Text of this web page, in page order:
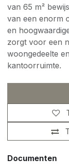
van 65 m²
van een enorm
en
zorgt voor een
woongedeelte
kantoorruimte.
Documenten